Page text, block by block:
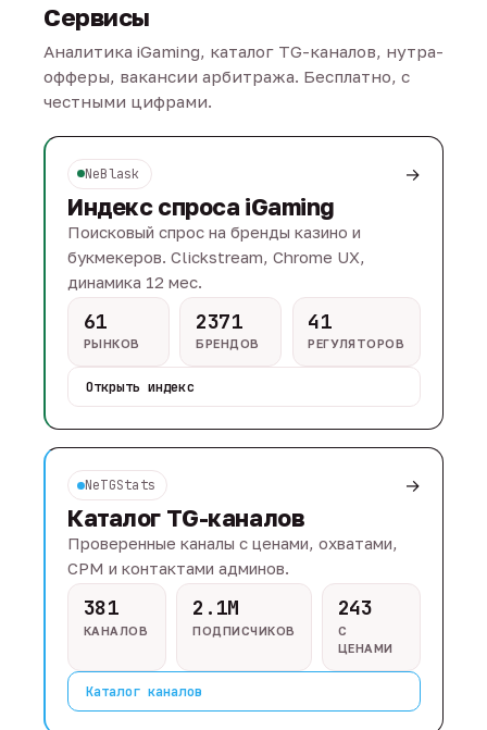
Сервисы
Аналитика iGaming, каталог TG-каналов, нутра-
офферы, вакансии арбитража. Бесплатно, с
честными цифрами.
NeBlask →
Индекс спроса iGaming
Поисковый спрос на бренды казино и
букмекеров. Clickstream, Chrome UX,
динамика 12 мес.
61
РЫНКОВ
2371
БРЕНДОВ
41
РЕГУЛЯТОРОВ
Открыть индекс
NeTGStats →
Каталог TG-каналов
Проверенные каналы с ценами, охватами,
CPM и контактами админов.
381
КАНАЛОВ
2.1M
ПОДПИСЧИКОВ
243
С
ЦЕНАМИ
Каталог каналов